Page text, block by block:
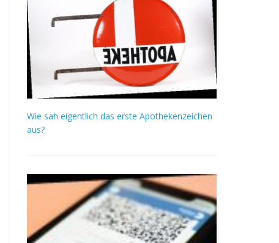
Wie sah eigentlich das erste Apothekenzeichen
aus?